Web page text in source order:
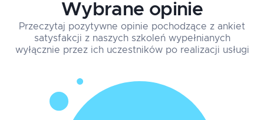
Wybrane opinie
Przeczytaj pozytywne opinie pochodzące z ankiet
satysfakcji z naszych szkoleń wypełnianych
wyłącznie przez ich uczestników po realizacji usługi